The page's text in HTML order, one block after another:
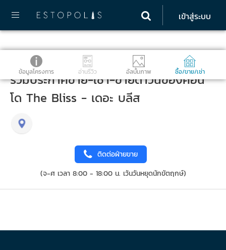
เข้าสู่ระบบ
ข้อมูลโครงการ อ่านรีวิว อัลบั้มภาพ ซื้อ/ขาย/เช่า
รวมประกาศขาย-เช่า-ขายดาวน์ของคอน
โด The Bliss - เดอะ บลีส
ติดต่อฝ่ายขาย
(จ-ศ เวลา 8:00 - 18:00 น. เว้นวันหยุดนักขัตฤกษ์)